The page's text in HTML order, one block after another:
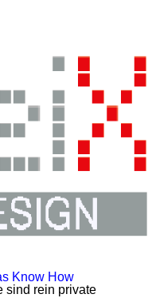
Know How
sind rein private